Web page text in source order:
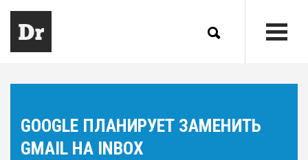
GOOGLE ПЛАНИРУЕТ ЗАМЕНИТЬ
GMAIL НА INBOX